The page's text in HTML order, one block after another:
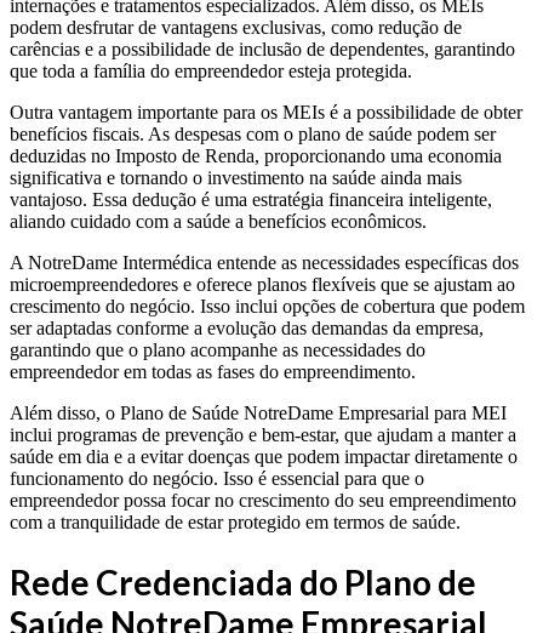
internações e tratamentos especializados. Além disso, os MEIs
podem desfrutar de vantagens exclusivas, como redução de
carências e a possibilidade de inclusão de dependentes, garantindo
que toda a família do empreendedor esteja protegida.
Outra vantagem importante para os MEIs é a possibilidade de obter
benefícios fiscais. As despesas com o plano de saúde podem ser
deduzidas no Imposto de Renda, proporcionando uma economia
significativa e tornando o investimento na saúde ainda mais
vantajoso. Essa dedução é uma estratégia financeira inteligente,
aliando cuidado com a saúde a benefícios econômicos.
A NotreDame Intermédica entende as necessidades específicas dos
microempreendedores e oferece planos flexíveis que se ajustam ao
crescimento do negócio. Isso inclui opções de cobertura que podem
ser adaptadas conforme a evolução das demandas da empresa,
garantindo que o plano acompanhe as necessidades do
empreendedor em todas as fases do empreendimento.
Além disso, o Plano de Saúde NotreDame Empresarial para MEI
inclui programas de prevenção e bem-estar, que ajudam a manter a
saúde em dia e a evitar doenças que podem impactar diretamente o
funcionamento do negócio. Isso é essencial para que o
empreendedor possa focar no crescimento do seu empreendimento
com a tranquilidade de estar protegido em termos de saúde.
Rede Credenciada do Plano de
Saúde NotreDame Empresarial